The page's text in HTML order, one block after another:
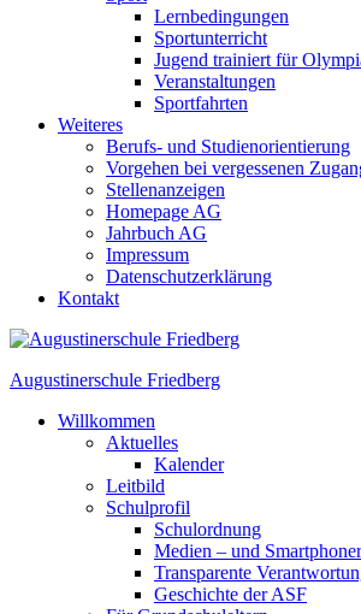
Lernbedingungen
Sportunterricht
Jugend trainiert für
Veranstaltungen
Sportfahrten
Weiteres
Berufs- und Studienorientierung
Vorgehen bei vergessenen
Stellenanzeigen
Homepage AG
Jahrbuch AG
Impressum
Datenschutzerklärung
Kontakt
Augustinerschule Friedberg
Willkommen
Aktuelles
Kalender
Leitbild
Schulprofil
Schulordnung
Medien – und
Transparente
Geschichte der ASF